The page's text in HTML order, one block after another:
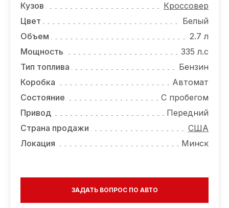
О КОМПАНИИ
КОНТАКТЫ
Кузов
Кроссовер
Цвет
Белый
Объем
2.7 л
Мощность
335 л.с
Тип топлива
Бензин
Коробка
Автомат
Состояние
С пробегом
Привод
Передний
Страна продажи
США
Локация
Минск
ЗАДАТЬ ВОПРОС ПО АВТО